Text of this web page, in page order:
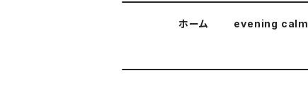
ホーム evening calm